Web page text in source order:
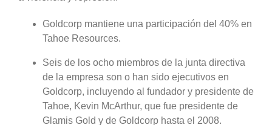
Goldcorp mantiene una participación del 40% en
Tahoe Resources.
Seis de los ocho miembros de la junta directiva
de la empresa son o han sido ejecutivos en
Goldcorp, incluyendo al fundador y presidente de
Tahoe, Kevin McArthur, que fue presidente de
Glamis Gold y de Goldcorp hasta el 2008.